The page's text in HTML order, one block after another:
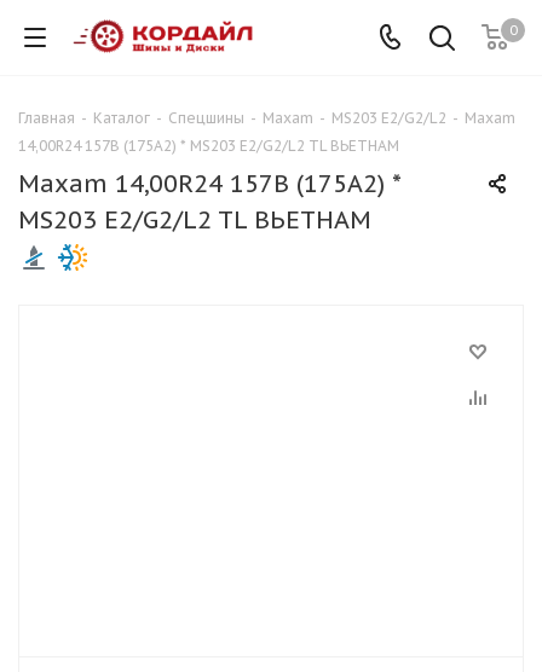
0
Главная - Каталог - Спецшины - Maxam - MS203 E2/G2/L2 - Maxam
14,00R24 157B (175A2) * MS203 E2/G2/L2 TL ВЬЕТНАМ
Maxam 14,00R24 157B (175A2) *
MS203 E2/G2/L2 TL ВЬЕТНАМ